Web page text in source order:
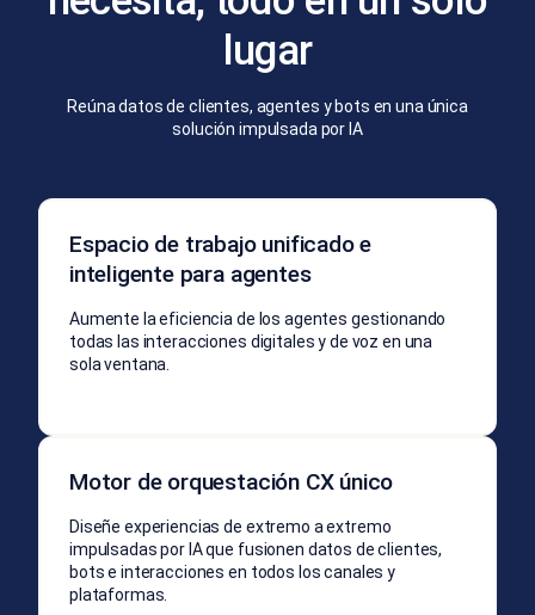
lugar
Reúna datos de clientes, agentes y bots en una única
solución impulsada por IA
Espacio de trabajo unificado e
inteligente para agentes
Aumente la eficiencia de los agentes gestionando
todas las interacciones digitales y de voz en una
sola ventana.
Motor de orquestación CX único
Diseñe experiencias de extremo a extremo
impulsadas por IA que fusionen datos de clientes,
bots e interacciones en todos los canales y
plataformas.